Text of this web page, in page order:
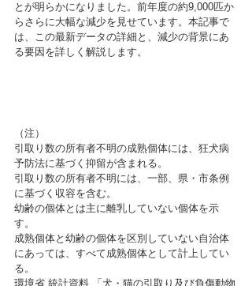
とが明らかになりました。前年度の約9,000匹か
らさらに大幅な減少を見せています。本記事で
は、この最新データの詳細と、減少の背景にあ
る要因を詳しく解説します。
（注）
引取り数の所有者不明の成熟個体には、狂犬病
予防法に基づく抑留が含まれる。
引取り数の所有者不明には、一部、県・市条例
に基づく収容を含む。
幼齢の個体とは主に離乳していない個体を示
す。
成熟個体と幼齢の個体を区別していない自治体
にあっては、すべて成熟個体として計上してい
る。
環境省 統計資料 「犬・猫の引取り及び負傷動物